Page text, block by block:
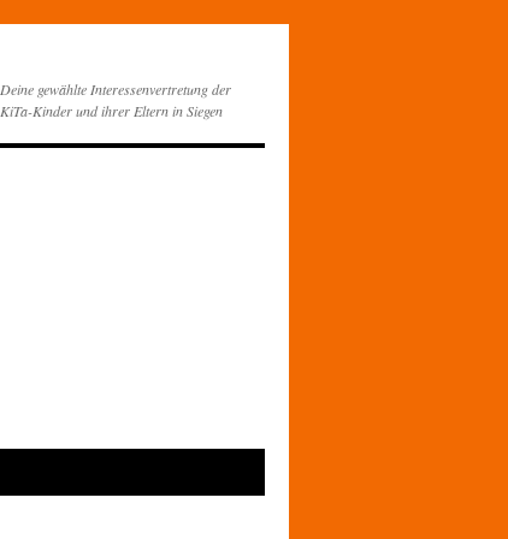
Deine gewählte Interessenvertretung der
KiTa-Kinder und ihrer Eltern in Siegen